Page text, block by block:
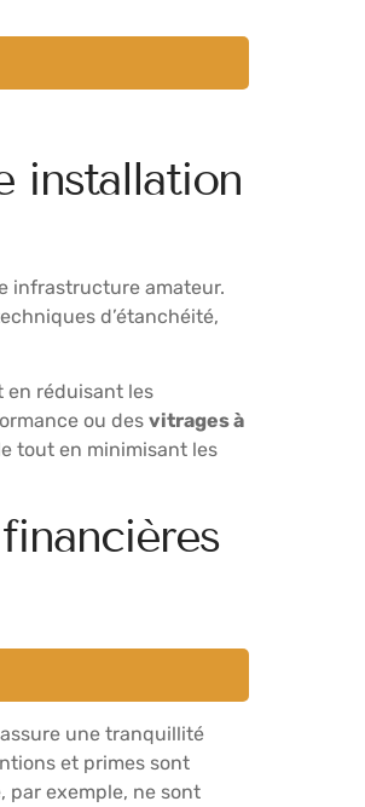
installation
infrastructure amateur.
d’étanchéité,
en réduisant les
ou des vitrages à
tout en minimisant les
une tranquillité
et primes sont
par exemple, ne sont